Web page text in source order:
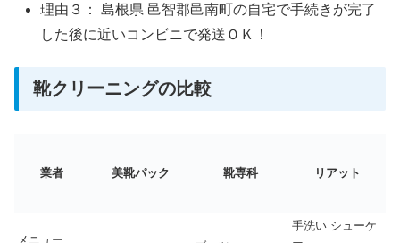
理由３： 島根県 邑智郡邑南町の自宅で手続きが完了
した後に近いコンビニで発送ＯＫ！
靴クリーニングの比較
業者 美靴パック 靴専科 リアット
メニュー
手洗い シューケ